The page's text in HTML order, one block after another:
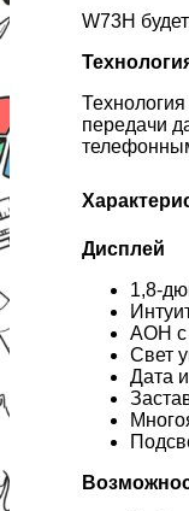
W73H
передачи
Дисплей
1,8-
АОН с
Свет
Дата